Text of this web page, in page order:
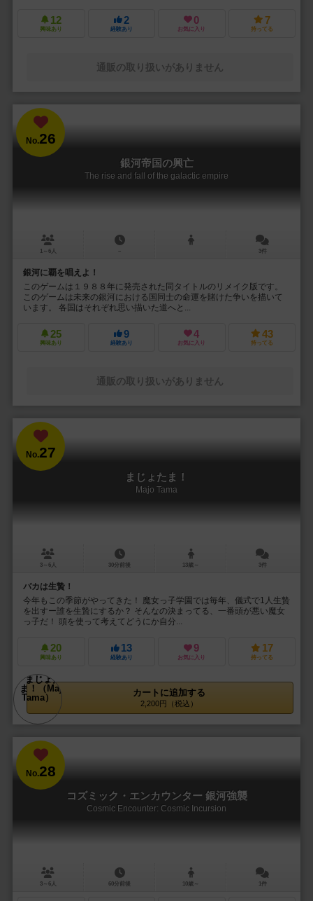
12
興味あり
2
経験あり
0
お気に入り
7
持ってる
通販の取り扱いがありません
No.26
銀河帝国の興亡
The rise and fall of the galactic empire
1～6人 － 3件
銀河に覇を唱えよ！
このゲームは１９８８年に発売された同タイトルのリメイク版です。
このゲームは未来の銀河における国同士の命運を賭けた争いを描いて
います。 各国はそれぞれ思い描いた道へと...
25
興味あり
9
経験あり
4
お気に入り
43
持ってる
通販の取り扱いがありません
No.27
まじょたま！
Majo Tama
3～6人 30分前後 13歳～ 3件
バカは生贄！
今年もこの季節がやってきた！ 魔女っ子学園では毎年、儀式で1人生贄
を出すー誰を生贄にするか？ そんなの決まってる、一番頭が悪い魔女
っ子だ！ 頭を使って考えてどうにか自分...
20
興味あり
13
経験あり
9
お気に入り
17
持ってる
カートに追加する
2,200円（税込）
No.28
コズミック・エンカウンター 銀河強襲
Cosmic Encounter: Cosmic Incursion
3～6人 60分前後 10歳～ 1件